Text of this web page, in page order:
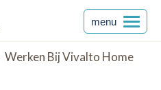
menu
Werken Bij Vivalto Home